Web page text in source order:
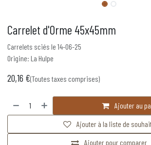
Carrelet d'Orme 45x45mm
Carrelets sciés le 14-06-25
Origine: La Hulpe
20,16 €(Toutes taxes comprises)
Ajouter au
Ajouter pour comparer
Ajouter à la liste de